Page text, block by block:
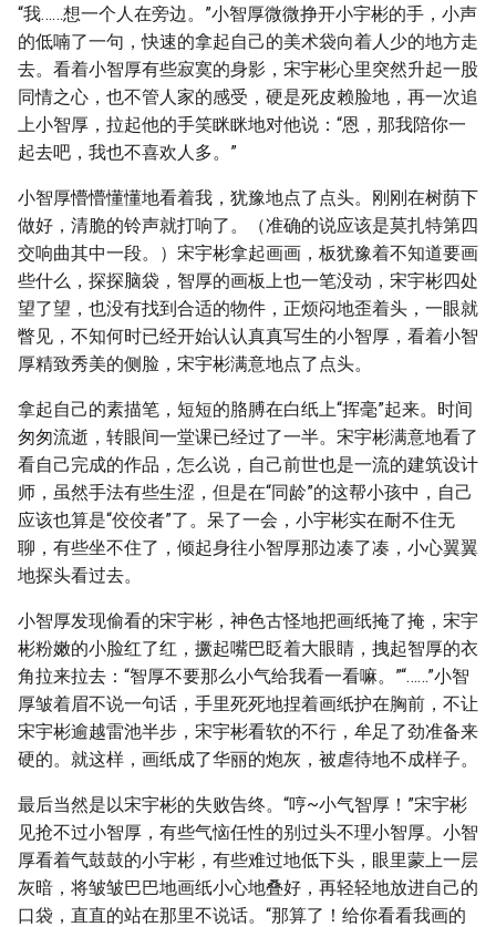
“我……想一个人在旁边。”小智厚微微挣开小宇彬的手，小声
的低喃了一句，快速的拿起自己的美术袋向着人少的地方走
去。看着小智厚有些寂寞的身影，宋宇彬心里突然升起一股
同情之心，也不管人家的感受，硬是死皮赖脸地，再一次追
上小智厚，拉起他的手笑眯眯地对他说：“恩，那我陪你一
起去吧，我也不喜欢人多。”
小智厚懵懵懂懂地看着我，犹豫地点了点头。刚刚在树荫下
做好，清脆的铃声就打响了。（准确的说应该是莫扎特第四
交响曲其中一段。）宋宇彬拿起画画，板犹豫着不知道要画
些什么，探探脑袋，智厚的画板上也一笔没动，宋宇彬四处
望了望，也没有找到合适的物件，正烦闷地歪着头，一眼就
瞥见，不知何时已经开始认认真真写生的小智厚，看着小智
厚精致秀美的侧脸，宋宇彬满意地点了点头。
拿起自己的素描笔，短短的胳膊在白纸上“挥毫”起来。时间
匆匆流逝，转眼间一堂课已经过了一半。宋宇彬满意地看了
看自己完成的作品，怎么说，自己前世也是一流的建筑设计
师，虽然手法有些生涩，但是在“同龄”的这帮小孩中，自己
应该也算是“佼佼者”了。呆了一会，小宇彬实在耐不住无
聊，有些坐不住了，倾起身往小智厚那边凑了凑，小心翼翼
地探头看过去。
小智厚发现偷看的宋宇彬，神色古怪地把画纸掩了掩，宋宇
彬粉嫩的小脸红了红，撅起嘴巴眨着大眼睛，拽起智厚的衣
角拉来拉去：“智厚不要那么小气给我看一看嘛。”“……”小智
厚皱着眉不说一句话，手里死死地捏着画纸护在胸前，不让
宋宇彬逾越雷池半步，宋宇彬看软的不行，牟足了劲准备来
硬的。就这样，画纸成了华丽的炮灰，被虐待地不成样子。
最后当然是以宋宇彬的失败告终。“哼~小气智厚！”宋宇彬
见抢不过小智厚，有些气恼任性的别过头不理小智厚。小智
厚看着气鼓鼓的小宇彬，有些难过地低下头，眼里蒙上一层
灰暗，将皱皱巴巴地画纸小心地叠好，再轻轻地放进自己的
口袋，直直的站在那里不说话。“那算了！给你看看我画的